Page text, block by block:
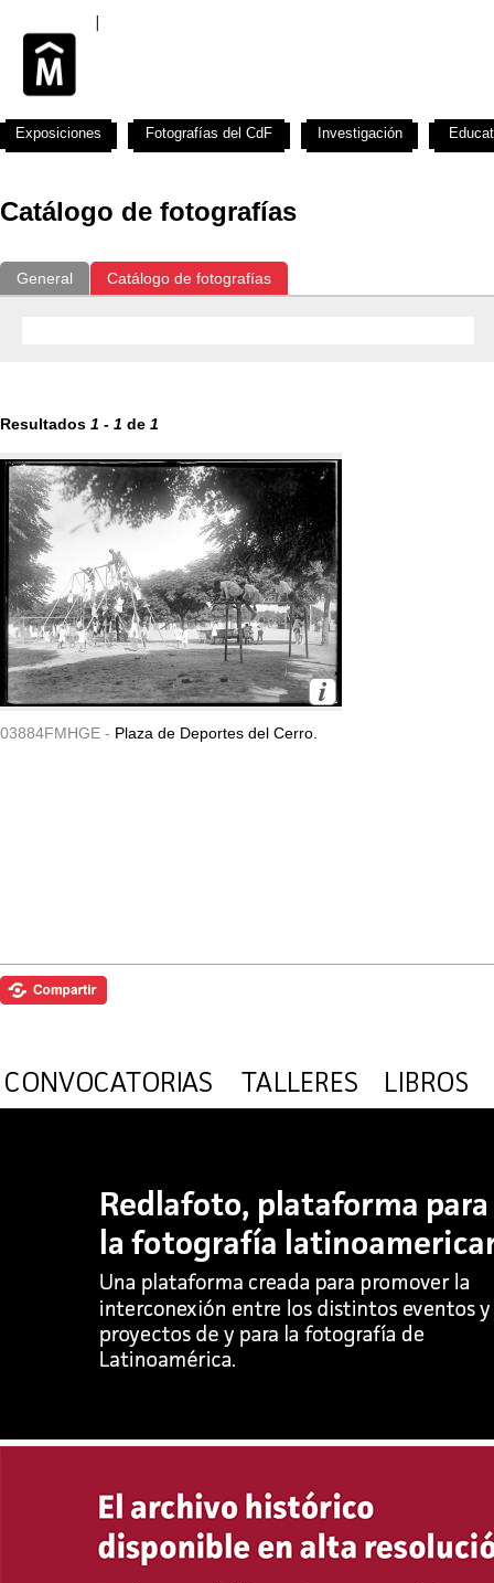
Catálogo de fotografías
General Catálogo de fotografías
Resultados 1 - 1 de 1
03884FMHGE - Plaza de Deportes del Cerro.
Exposiciones Fotografías del CdF Investigación